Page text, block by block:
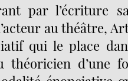
par l’écriture
au théâtre,
qui le place
théoricien d’une